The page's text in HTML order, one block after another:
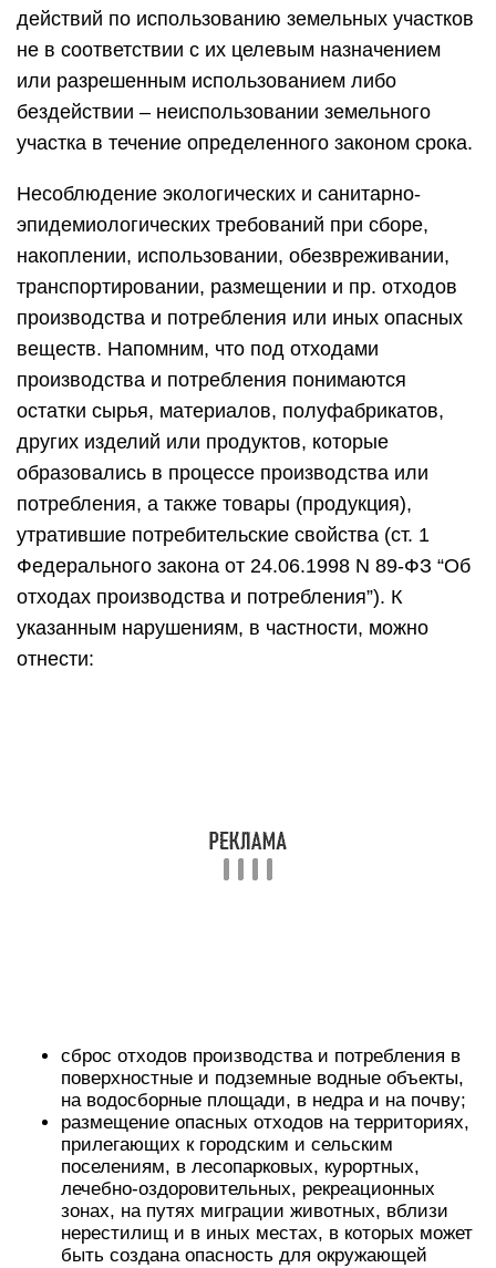
производства и потребления понимаются
остатки сырья, материалов, полуфабрикатов,
других изделий или продуктов, которые
образовались в процессе производства или
потребления, а также товары (продукция),
утратившие потребительские свойства (ст. 1
Федерального закона от 24.06.1998 N 89-ФЗ “Об
отходах производства и потребления”). К
указанным нарушениям, в частности, можно
отнести:
сброс отходов производства и потребления в
поверхностные и подземные водные объекты,
на водосборные площади, в недра и на почву;
размещение опасных отходов на территориях,
прилегающих к городским и сельским
поселениям, в лесопарковых, курортных,
лечебно-оздоровительных, рекреационных
зонах, на путях миграции животных, вблизи
нерестилищ и в иных местах, в которых может
быть создана опасность для окружающей
среды, естественных экологических систем и
здоровья человека;
захоронение опасных отходов на водосборных
площадях подземных водных объектов,
используемых в качестве источников
рекультивацией земель, установлены Приказом
влечет наложение административного штрафа
на должностных лиц в размере от 2000 до 3000
руб., а на юридических лиц – от 20 000 до 30 000
руб. (ч. 1 ст. 8.6 КоАП РФ).
А.Павелин
Эксперт журнала